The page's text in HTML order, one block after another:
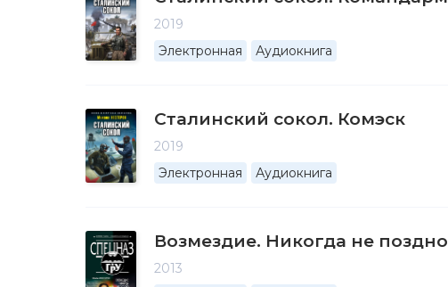
2019
Электронная
Аудиокнига
Сталинский сокол. Комэск
2019
Электронная
Аудиокнига
Возмездие. Никогда не поздно
2013